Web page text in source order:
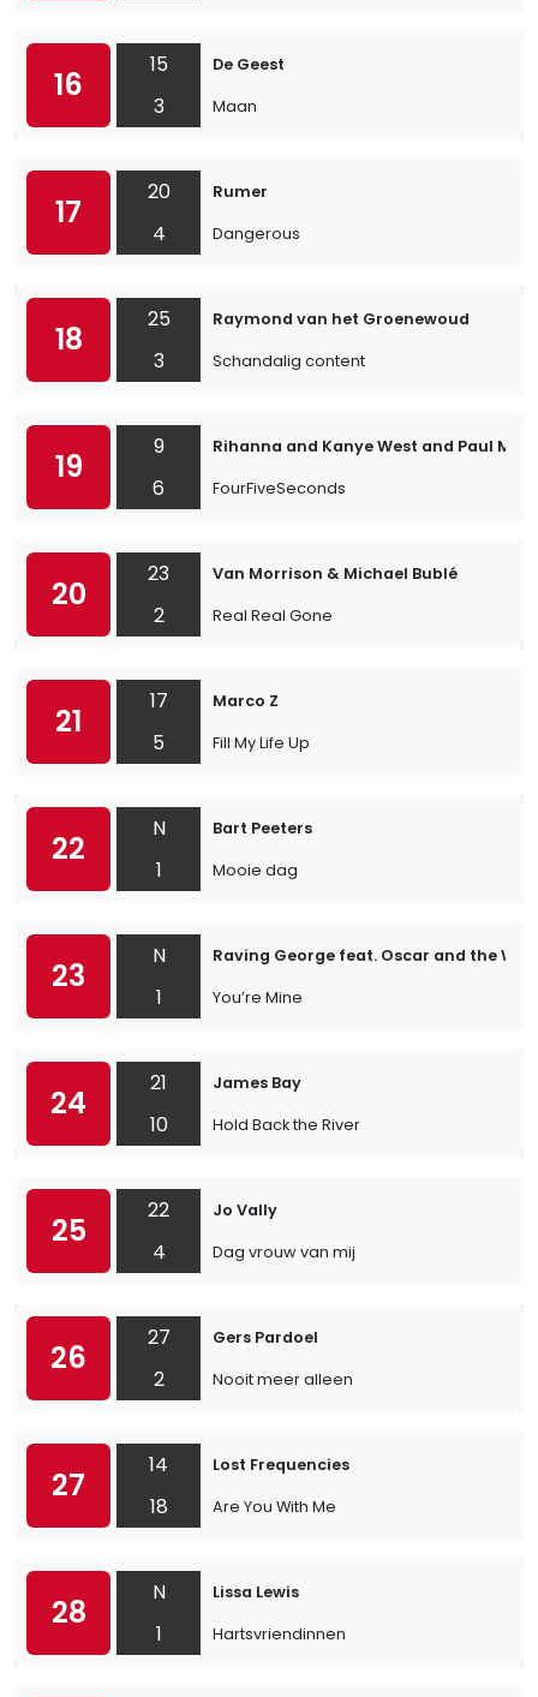
16
15
3
De Geest
Maan
17
20
4
Rumer
Dangerous
18
25
3
Raymond van het Groenewoud
Schandalig content
19
9
6
Rihanna and Kanye West and Paul
FourFiveSeconds
20
23
2
Van Morrison & Michael Bublé
Real Real Gone
21
17
5
Marco Z
Fill My Life Up
22
N
1
Bart Peeters
Mooie dag
23
N
1
Raving George feat. Oscar and the Wolf
You’re Mine
24
21
10
James Bay
Hold Back the River
25
22
4
Jo Vally
Dag vrouw van mij
26
27
2
Gers Pardoel
Nooit meer alleen
27
14
18
Lost Frequencies
Are You With Me
28
N
1
Lissa Lewis
Hartsvriendinnen